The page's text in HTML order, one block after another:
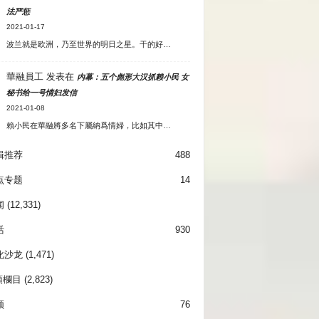
法严惩
2021-01-17
波兰就是欧洲，乃至世界的明日之星。干的好…
華融員工 发表在 内幕：五个彪形大汉抓赖小民 女
秘书给一号情妇发信
2021-01-08
賴小民在華融將多名下屬納爲情婦，比如其中…
推荐 488
专题 14
(12,331)
930
沙龙 (1,471)
目 (2,823)
76